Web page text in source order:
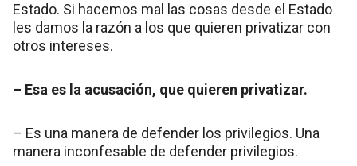
Estado. Si hacemos mal las cosas desde el Estado
les damos la razón a los que quieren privatizar con
otros intereses.
– Esa es la acusación, que quieren privatizar.
– Es una manera de defender los privilegios. Una
manera inconfesable de defender privilegios.